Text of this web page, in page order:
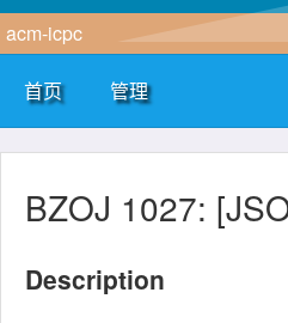
acm-icpc
首页 管理
BZOJ 1027:
Description